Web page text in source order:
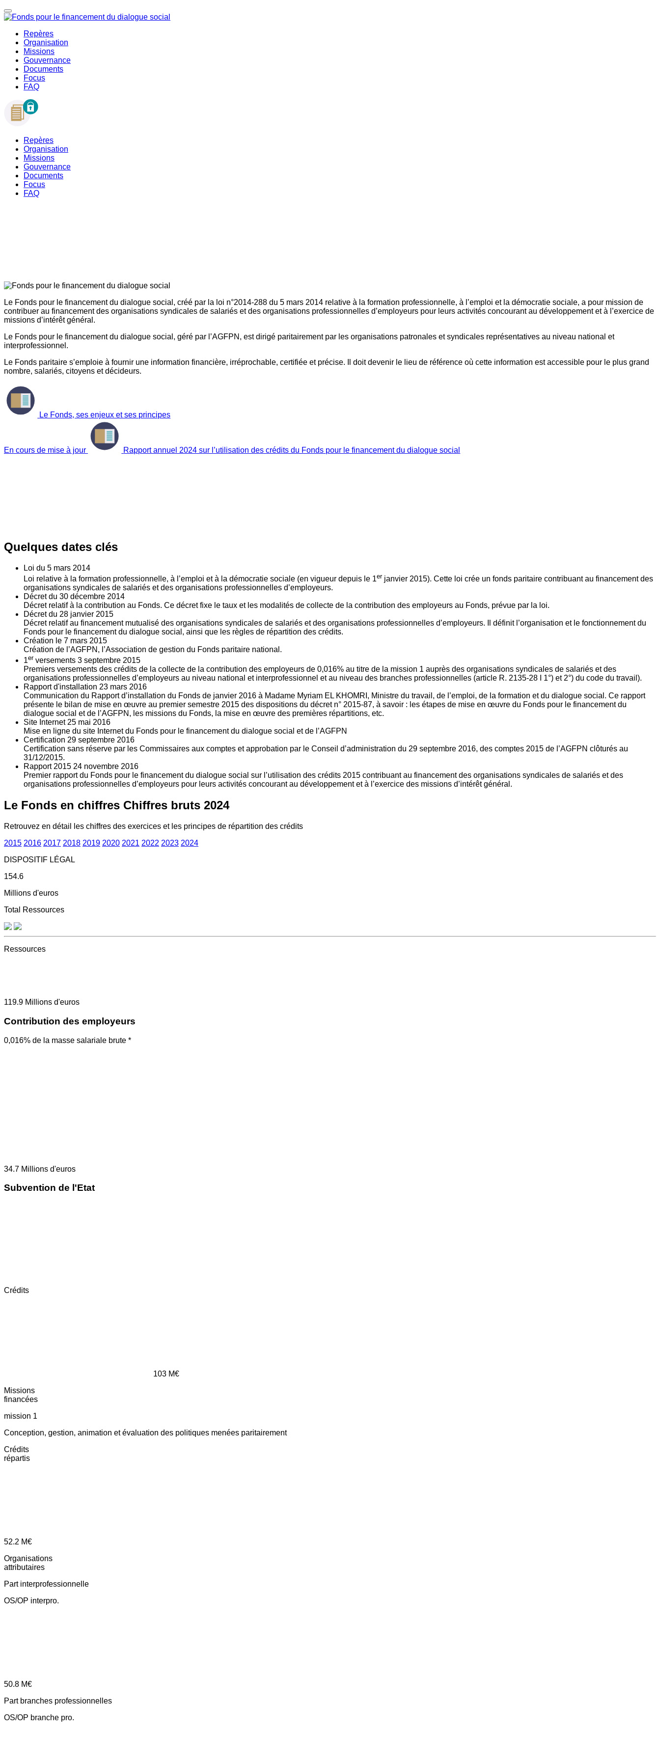
Repères
Organisation
Missions
Gouvernance
Documents
Focus
FAQ
Repères
Organisation
Missions
Gouvernance
Documents
Focus
FAQ
Le Fonds pour le financement du dialogue social, créé par la loi n°2014-288 du 5 mars 2014 relative à la formation professionnelle, à l’emploi et la démocratie sociale, a pour mission de
contribuer au financement des organisations syndicales de salariés et des organisations professionnelles d’employeurs pour leurs activités concourant au développement et à l’exercice de
missions d’intérêt général.
Le Fonds pour le financement du dialogue social, géré par l’AGFPN, est dirigé paritairement par les organisations patronales et syndicales représentatives au niveau national et
interprofessionnel.
Le Fonds paritaire s’emploie à fournir une information financière, irréprochable, certifiée et précise. Il doit devenir le lieu de référence où cette information est accessible pour le plus grand
nombre, salariés, citoyens et décideurs.
Le Fonds, ses enjeux et ses principes
En cours de mise à jour Rapport annuel 2024 sur l’utilisation des crédits du Fonds pour le financement du dialogue social
Quelques dates clés
Loi du 5 mars 2014
Loi relative à la formation professionnelle, à l’emploi et à la démocratie sociale (en vigueur depuis le 1er janvier 2015). Cette loi crée un fonds paritaire contribuant au financement des
organisations syndicales de salariés et des organisations professionnelles d’employeurs.
Décret du 30 décembre 2014
Décret relatif à la contribution au Fonds. Ce décret fixe le taux et les modalités de collecte de la contribution des employeurs au Fonds, prévue par la loi.
Décret du 28 janvier 2015
Décret relatif au financement mutualisé des organisations syndicales de salariés et des organisations professionnelles d’employeurs. Il définit l’organisation et le fonctionnement du
Fonds pour le financement du dialogue social, ainsi que les règles de répartition des crédits.
Création le 7 mars 2015
Création de l’AGFPN, l’Association de gestion du Fonds paritaire national.
1er versements 3 septembre 2015
Premiers versements des crédits de la collecte de la contribution des employeurs de 0,016% au titre de la mission 1 auprès des organisations syndicales de salariés et des
organisations professionnelles d’employeurs au niveau national et interprofessionnel et au niveau des branches professionnelles (article R. 2135‐28 I 1°) et 2°) du code du travail).
Rapport d'installation 23 mars 2016
Communication du Rapport d’installation du Fonds de janvier 2016 à Madame Myriam EL KHOMRI, Ministre du travail, de l’emploi, de la formation et du dialogue social. Ce rapport
présente le bilan de mise en œuvre au premier semestre 2015 des dispositions du décret n° 2015-87, à savoir : les étapes de mise en œuvre du Fonds pour le financement du
dialogue social et de l’AGFPN, les missions du Fonds, la mise en œuvre des premières répartitions, etc.
Site Internet 25 mai 2016
Mise en ligne du site Internet du Fonds pour le financement du dialogue social et de l’AGFPN
Certification 29 septembre 2016
Certification sans réserve par les Commissaires aux comptes et approbation par le Conseil d’administration du 29 septembre 2016, des comptes 2015 de l’AGFPN clôturés au
31/12/2015.
Rapport 2015 24 novembre 2016
Premier rapport du Fonds pour le financement du dialogue social sur l’utilisation des crédits 2015 contribuant au financement des organisations syndicales de salariés et des
organisations professionnelles d’employeurs pour leurs activités concourant au développement et à l’exercice des missions d’intérêt général.
Le Fonds en chiffres Chiffres bruts 2024
Retrouvez en détail les chiffres des exercices et les principes de répartition des crédits
2015 2016 2017 2018 2019 2020 2021 2022 2023 2024
DISPOSITIF LÉGAL
154.6
Millions d'euros
Total Ressources
Ressources
119.9 Millions d'euros
Contribution des employeurs
0,016% de la masse salariale brute *
34.7 Millions d'euros
Subvention de l'Etat
Crédits
103 M€
Missions
financées
mission 1
Conception, gestion, animation et évaluation des politiques menées paritairement
Crédits
répartis
52.2 M€
Organisations
attributaires
Part interprofessionnelle
OS/OP interpro.
50.8 M€
Part branches professionnelles
OS/OP branche pro.